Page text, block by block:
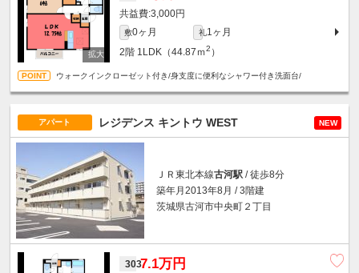
3,000円
敷0ヶ月 礼1ヶ月
2階 1LDK（44.87ｍ2 ）
ウォークインクローゼット付き/身支度に便利なシャワー付き洗面台/
アパート レジデンス キントウ WEST NEW
ＪＲ東北本線古河駅 / 徒歩8分
築年月2013年8月 / 3階建
茨城県古河市中央町２丁目
3037.1万円